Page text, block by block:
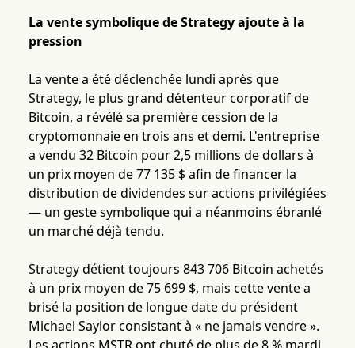
La vente symbolique de Strategy ajoute à la
pression
La vente a été déclenchée lundi après que
Strategy, le plus grand détenteur corporatif de
Bitcoin, a révélé sa première cession de la
cryptomonnaie en trois ans et demi. L'entreprise
a vendu 32 Bitcoin pour 2,5 millions de dollars à
un prix moyen de 77 135 $ afin de financer la
distribution de dividendes sur actions privilégiées
— un geste symbolique qui a néanmoins ébranlé
un marché déjà tendu.
Strategy détient toujours 843 706 Bitcoin achetés
à un prix moyen de 75 699 $, mais cette vente a
brisé la position de longue date du président
Michael Saylor consistant à « ne jamais vendre ».